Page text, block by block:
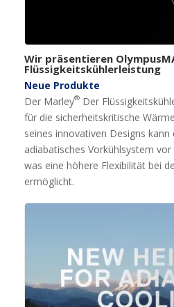
Wir präsentieren
Flüssigkeitskühlerleistung
Neue Produkte
Der Marley®Der
für die sicherheitskritische
seines innovativen Designs kann
adiabatisches Vorkühlsystem
was eine höhere Flexibilität bei
ermöglicht.